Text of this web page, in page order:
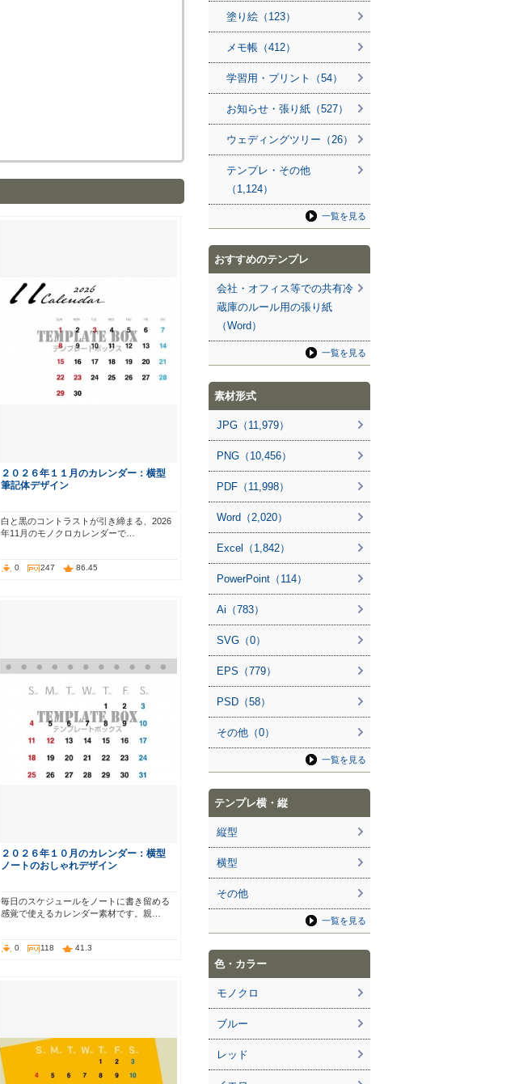
２０２６年１１月のカレンダー：横型
筆記体デザイン
白と黒のコントラストが引き締まる、2026
年11月のモノクロカレンダーで…
0 247 86.45
２０２６年１０月のカレンダー：横型
ノートのおしゃれデザイン
毎日のスケジュールをノートに書き留める
感覚で使えるカレンダー素材です。親…
0 118 41.3
塗り絵（123）
メモ帳（412）
学習用・プリント（54）
お知らせ・張り紙（527）
ウェディングツリー（26）
テンプレ・その他
（1,124）
一覧を見る
おすすめのテンプレ
会社・オフィス等での共有冷
蔵庫のルール用の張り紙
（Word）
一覧を見る
素材形式
JPG（11,979）
PNG（10,456）
PDF（11,998）
Word（2,020）
Excel（1,842）
PowerPoint（114）
Ai（783）
SVG（0）
EPS（779）
PSD（58）
その他（0）
一覧を見る
テンプレ横・縦
縦型
横型
その他
一覧を見る
色・カラー
モノクロ
ブルー
レッド